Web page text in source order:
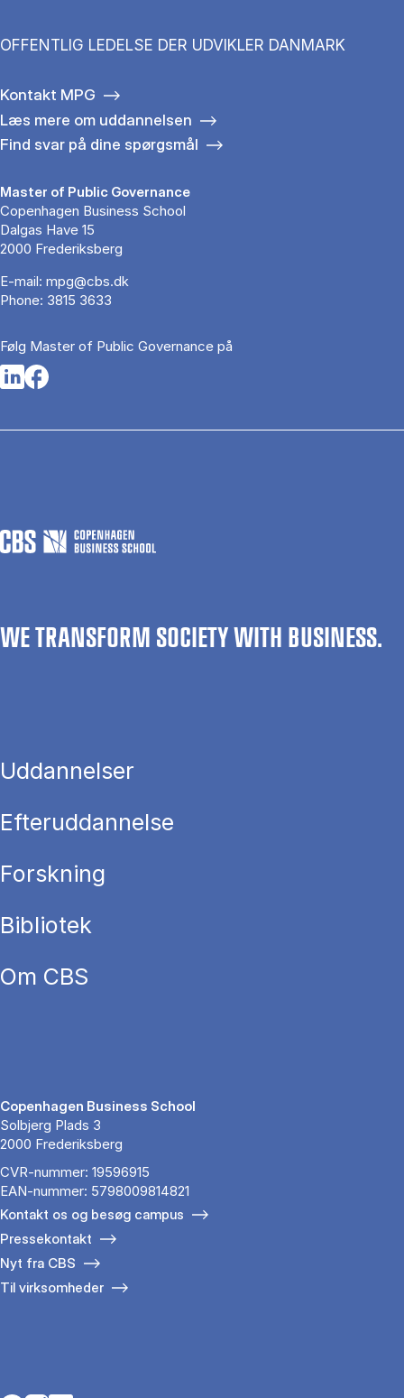
OFFENTLIG LEDELSE DER UDVIKLER DANMARK
Kontakt MPG
Læs mere om uddannelsen
Find svar på dine spørgsmål
Master of Public Governance
Copenhagen Business School
Dalgas Have 15
2000 Frederiksberg
E-mail: mpg@cbs.dk
Phone: 3815 3633
Følg Master of Public Governance på
Opens in a new tab
Opens in a new tab
WE TRANSFORM SOCIETY WITH BUSINESS.
Uddannelser
Efteruddannelse
Forskning
Bibliotek
Om CBS
Copenhagen Business School
Solbjerg Plads 3
2000 Frederiksberg
CVR-nummer: 19596915
EAN-nummer: 5798009814821
Kontakt os og besøg campus
Pressekontakt
Nyt fra CBS
Til virksomheder